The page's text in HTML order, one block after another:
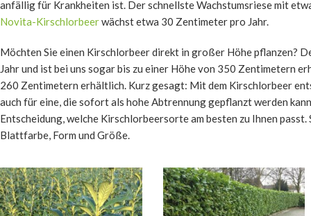
anfällig für Krankheiten ist. Der schnellste Wachstumsriese mit
Novita-Kirschlorbeerwächst etwa 30 Zentimeter pro Jahr.
Möchten Sie einen Kirschlorbeer direkt in großer Höhe pflanzen?
Jahr und ist bei uns sogar bis zu einer Höhe von 350 Zentimetern
260 Zentimetern erhältlich. Kurz gesagt: Mit dem Kirschlorbeer
auch für eine, die sofort als hohe Abtrennung gepflanzt werden
Entscheidung, welche Kirschlorbeersorte am besten zu Ihnen
Blattfarbe, Form und Größe.